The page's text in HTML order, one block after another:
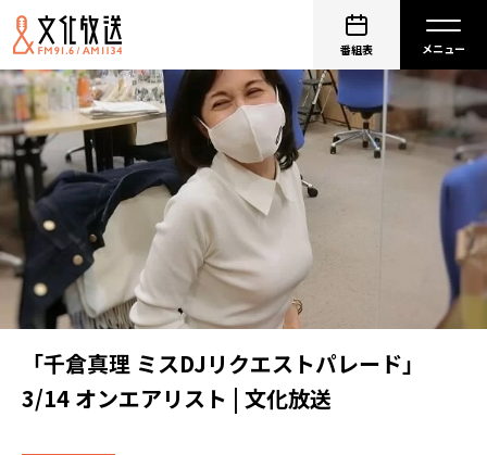
番組表
「千倉真理 ミスDJリクエストパレード」
3/14 オンエアリスト | 文化放送